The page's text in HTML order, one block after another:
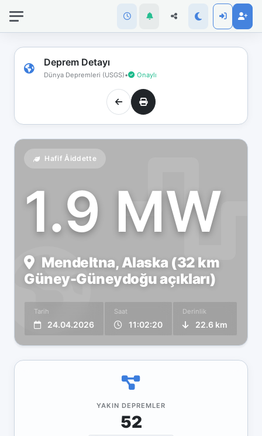
Deprem Detayı
Dünya Depremleri (USGS)• Onaylı
Hafif Åiddette
1.9 MW
Mendeltna, Alaska (32 km
Güney-Güneydoğu açıkları)
Tarih
24.04.2026
Saat
11:02:20
Derinlik
22.6 km
YAKIN DEPREMLER
52
bağlantınız
koptu!
Çevrimdışı
moddasınız.